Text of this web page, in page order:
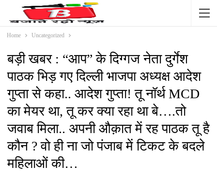
Home Uncategorized
बड़ी खबर : “आप” के दिग्गज नेता दुर्गेश
पाठक भिड़ गए दिल्ली भाजपा अध्यक्ष आदेश
गुप्ता से कहा.. आदेश गुप्ता! तू नॉर्थ MCD
का मेयर था, तू कर क्या रहा था बे….तो
जवाब मिला.. अपनी औक़ात में रह पाठक तू है
कौन ? वो ही ना जो पंजाब में टिकट के बदले
महिलाओं की…